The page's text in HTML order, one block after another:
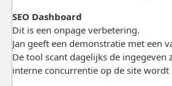
SEO Dashboard
Dit is een onpage verbetering.
Jan geeft een demonstratie met een
De tool scant dagelijks de ingegeven
interne concurrentie op de site wordt